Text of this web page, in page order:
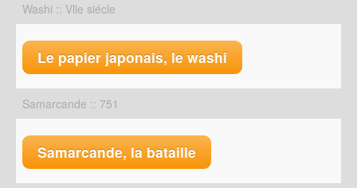
Washi :: Vlle siécle
Le papier japonais, le washi
Samarcande :: 751
Samarcande, la bataille